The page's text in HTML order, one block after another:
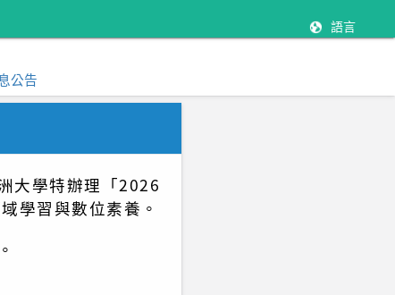
語言
公告
大學特辦理「2026
學習與數位素養。